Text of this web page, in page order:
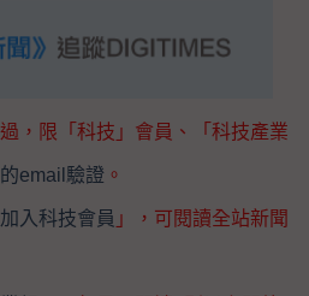
，限「科技」會員、「科技產業
email驗證 。
入科技會員 」，可閱讀全站新聞